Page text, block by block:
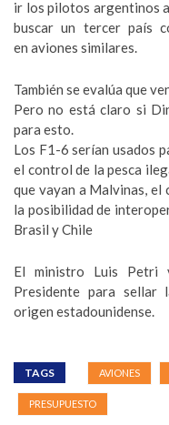
ir los pilotos argentinos
buscar un tercer país
en aviones similares.
También se evalúa que
Pero no está claro si
para esto.
Los F1-6 serían usados
el control de la pesca
que vayan a Malvinas,
la posibilidad de
Brasil y Chile
El ministro Luis Petri
Presidente para sellar
origen estadounidense.
TAGS AVIONES
PRESUPUESTO